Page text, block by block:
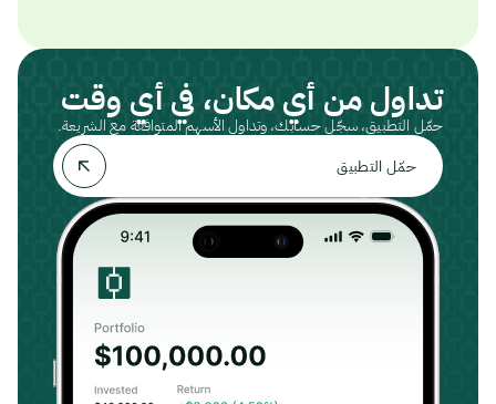
تداول من أي مكان، في أي وقت
حمّل التطبيق، سجّل حسابك، وتداول الأسهم المتوافقة مع الشريعة.
حمّل التطبيق